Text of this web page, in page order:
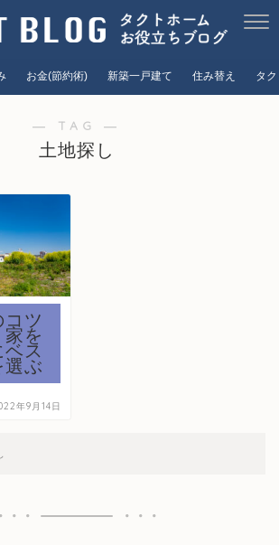
お金(節約術) 新築一戸建て 住み替え タ
― TAG ―
土地探し
コツ
家を
ス
選ぶ
年9月14日